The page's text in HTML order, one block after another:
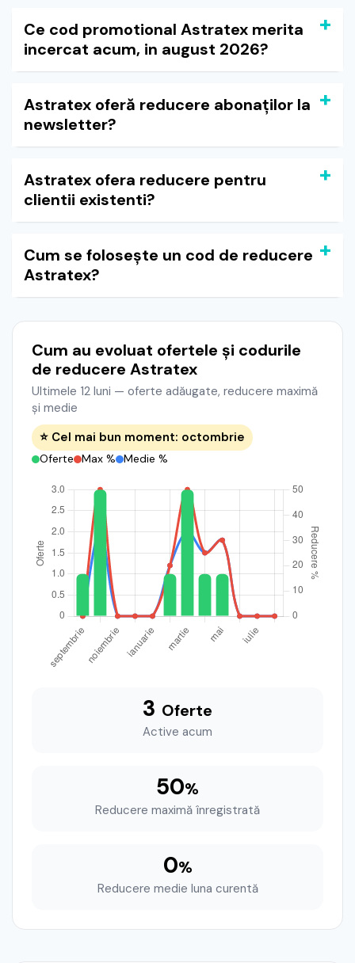
Ce cod promotional Astratex merita
incercat acum, in august 2026?
Astratex oferă reducere abonaților la
newsletter?
Astratex ofera reducere pentru
clientii existenti?
Cum se folosește un cod de reducere
Astratex?
Cum au evoluat ofertele și codurile
de reducere Astratex
Ultimele 12 luni — oferte adăugate, reducere maximă
și medie
⭐ Cel mai bun moment: octombrie
Oferte Max % Medie %
3 Oferte
Active acum
50%
Reducere maximă înregistrată
0%
Reducere medie luna curentă